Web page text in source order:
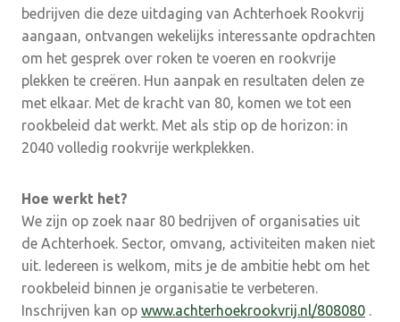
bedrijven die deze uitdaging van Achterhoek Rookvrij
aangaan, ontvangen wekelijks interessante opdrachten
om het gesprek over roken te voeren en rookvrije
plekken te creëren. Hun aanpak en resultaten delen ze
met elkaar. Met de kracht van 80, komen we tot een
rookbeleid dat werkt. Met als stip op de horizon: in
2040 volledig rookvrije werkplekken.
Hoe werkt het?
We zijn op zoek naar 80 bedrijven of organisaties uit
de Achterhoek. Sector, omvang, activiteiten maken niet
uit. Iedereen is welkom, mits je de ambitie hebt om het
rookbeleid binnen je organisatie te verbeteren.
Inschrijven kan op www.achterhoekrookvrij.nl/808080 .